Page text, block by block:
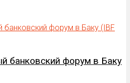
банковский форум в Баку